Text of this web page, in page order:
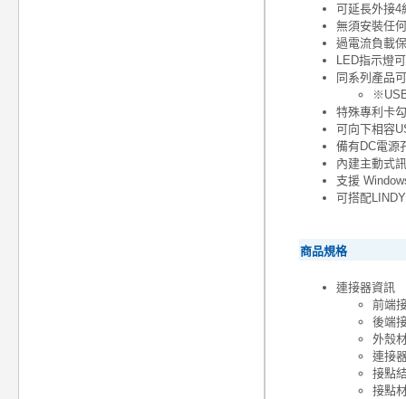
可延長外接4
無須安裝任
過電流負載
LED指示燈
同系列產品
特殊專利卡
可向下相容
備有DC電源
內建主動式
支援
可搭配
商品規格
連接器資訊
前端
後端
外殼
連接
接點
接點